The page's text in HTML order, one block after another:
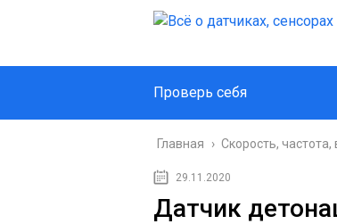
Проверь себя
Главная › Скорость, частота,
29.11.2020
Датчик